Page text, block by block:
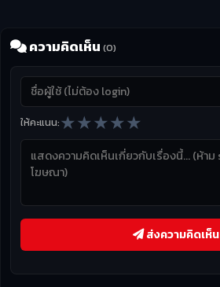
ความคิดเห็น (0)
ให้คะแนน:★★★★★
ส่งความคิดเห็น